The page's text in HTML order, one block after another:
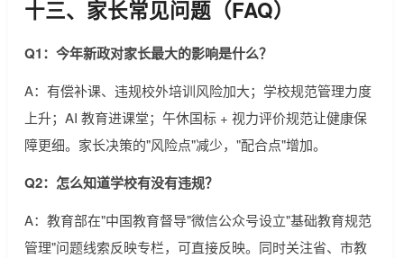
十三、家长常见问题（FAQ）
Q1：今年新政对家长最大的影响是什么？
A：有偿补课、违规校外培训风险加大；学校规范管理力度
上升；AI 教育进课堂；午休国标 + 视力评价规范让健康保
障更细。家长决策的"风险点"减少，"配合点"增加。
Q2：怎么知道学校有没有违规？
A：教育部在"中国教育督导"微信公众号设立"基础教育规范
管理"问题线索反映专栏，可直接反映。同时关注省、市教